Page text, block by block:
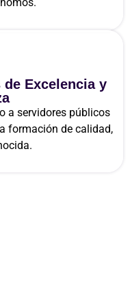
Excelencia y
a servidores públicos
formación de calidad,